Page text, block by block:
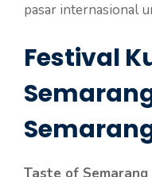
pasar internasional
Festival
Taste of Semarang